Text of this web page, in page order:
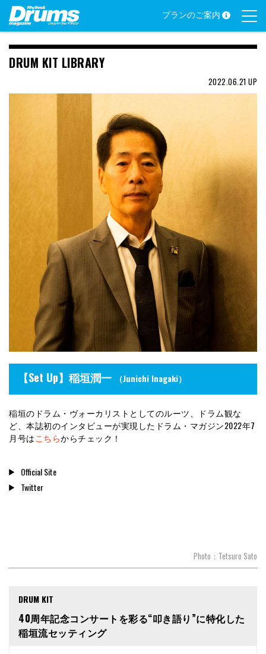
Skip
content
プランのご案内
DRUM KIT LIBRARY
2022.06.21 UP
【Set Up】稲垣潤一 （Junichi Inagaki）
稲垣のドラム・ヴォーカリストとしてのルーツ、ドラム観な
ど、本誌初のインタビューが実現したドラム・マガジン2022年7
月号はこちらからチェック！
Official Site
Twitter
Photo：Tetsuro Sato
DRUM KIT
40周年記念コンサートを彩る“叩き語り”に特化した
稲垣流セッティング